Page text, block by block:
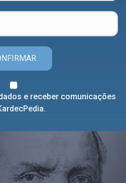
e receber comunicações